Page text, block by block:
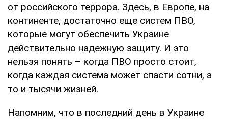
от российского террора. Здесь, в Европе, на
континенте, достаточно еще систем ПВО,
которые могут обеспечить Украине
действительно надежную защиту. И это
нельзя понять – когда ПВО просто стоит,
когда каждая система может спасти сотни, а
то и тысячи жизней.
Напомним, что в последний день в Украине